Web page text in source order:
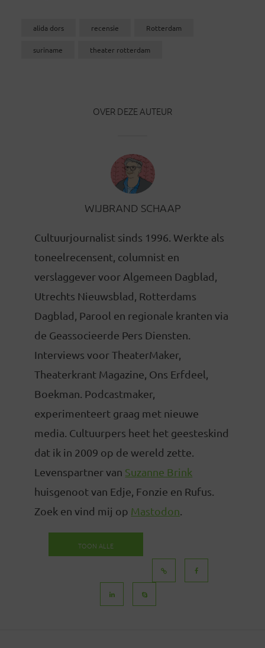
alida dors recensie Rotterdam
suriname theater rotterdam
OVER DEZE AUTEUR
WIJBRAND SCHAAP
Cultuurjournalist sinds 1996. Werkte als
toneelrecensent, columnist en
verslaggever voor Algemeen Dagblad,
Utrechts Nieuwsblad, Rotterdams
Dagblad, Parool en regionale kranten via
de Geassocieerde Pers Diensten.
Interviews voor TheaterMaker,
Theaterkrant Magazine, Ons Erfdeel,
Boekman. Podcastmaker,
experimenteert graag met nieuwe
media. Cultuurpers heet het geesteskind
dat ik in 2009 op de wereld zette.
Levenspartner van Suzanne Brink
huisgenoot van Edje, Fonzie en Rufus.
Zoek en vind mij op Mastodon
TOON ALLE